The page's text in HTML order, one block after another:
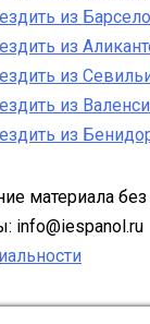
из
из
из
из
из
материала
info@iespanol.ru